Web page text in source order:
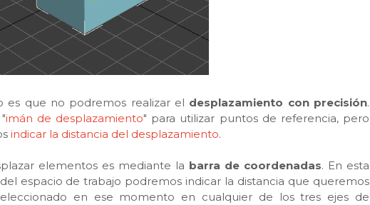
que no podremos realizar el desplazamiento con precisión.
imán de desplazamiento" para utilizar puntos de referencia, pero
indicar la distancia del desplazamiento.
elementos es mediante la barra de coordenadas. En esta
espacio de trabajo podremos indicar la distancia que queremos
en ese momento en cualquier de los tres ejes de